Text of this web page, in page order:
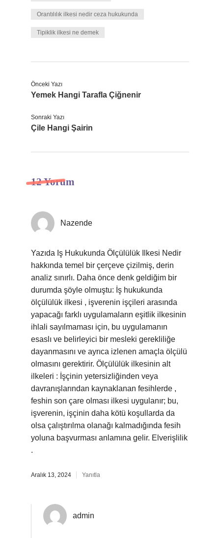
Orantılılık ilkesi nedir ceza hukukunda
Tipiklik ilkesi ne demek
Önceki Yazı
Yemek Hangi Tarafla Çiğnenir
Sonraki Yazı
Çile Hangi Şairin
12 Yorum
Nazende
Yazıda Iş Hukukunda Ölçülülük Ilkesi Nedir
hakkında temel bir çerçeve çizilmiş, derin
analiz sınırlı. Daha önce denk geldiğim bir
durumda şöyle olmuştu: İş hukukunda
ölçülülük ilkesi , işverenin işçileri arasında
yapacağı farklı uygulamaların eşitlik ilkesinin
ihlali sayılmaması için, bu uygulamanın
esaslı ve belirleyici bir mesleki gerekliliğe
dayanmasını ve ayrıca izlenen amaçla ölçülü
olmasını gerektirir. Ölçülülük ilkesinin alt
ilkeleri : İşçinin yetersizliğinden veya
davranışlarından kaynaklanan fesihlerde ,
feshin son çare olması ilkesi uygulanır; bu,
işverenin, işçinin daha kötü koşullarda da
olsa çalıştırılma olanağı kalmadığında fesih
yoluna başvurması anlamına gelir. Elverişlilik
.
Aralık 13, 2024 Yanıtla
admin